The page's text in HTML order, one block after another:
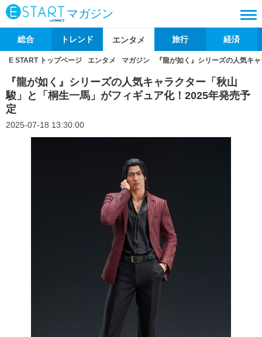
マガジン
総合 トレンド エンタメ 旅行 経済
E START トップページ エンタメ マガジン 『龍が如く』シリーズの人気キ
『龍が如く』シリーズの人気キャラクター「秋山
駿」と「桐生一馬」がフィギュア化！2025年発売予
定
2025-07-18 13:30:00